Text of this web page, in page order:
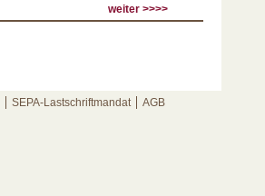
weiter >>>>
SEPA-Lastschriftmandat
AGB